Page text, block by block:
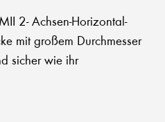
2- Achsen-Horizontal-
mit großem Durchmesser
sicher wie ihr